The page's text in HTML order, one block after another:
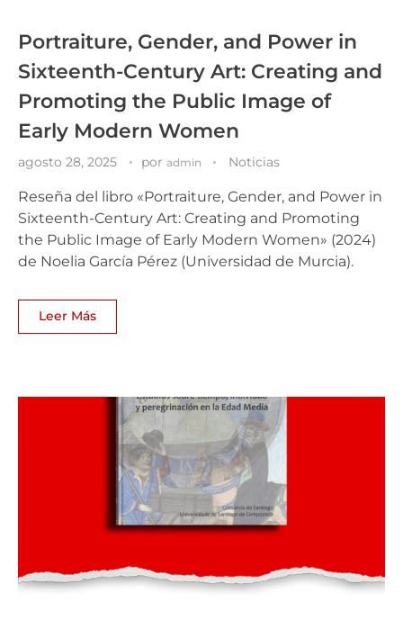
Portraiture, Gender, and Power in
Sixteenth-Century Art: Creating and
Promoting the Public Image of
Early Modern Women
agosto 28, 2025 por admin Noticias
Reseña del libro «Portraiture, Gender, and Power in
Sixteenth-Century Art: Creating and Promoting
the Public Image of Early Modern Women» (2024)
de Noelia García Pérez (Universidad de Murcia).
Leer Más